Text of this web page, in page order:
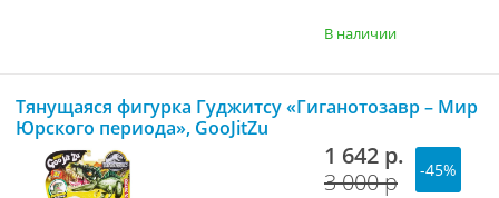
В наличии
Тянущаяся фигурка Гуджитсу «Гиганотозавр – Мир
Юрского периода», GooJitZu
1 642 р.
3 000 р
-45%